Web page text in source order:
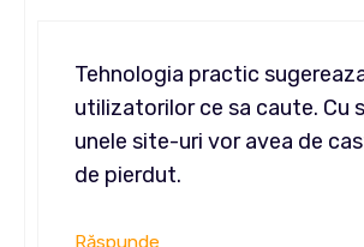
Tehnologia practic
utilizatorilor ce sa caute. Cu
unele site-uri vor avea de
de pierdut.
Răspunde